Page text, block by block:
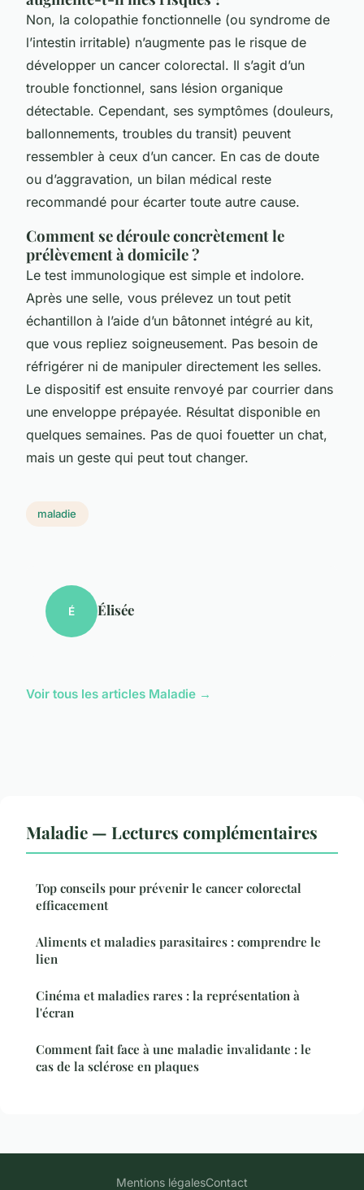
Non, la colopathie fonctionnelle (ou syndrome de
l’intestin irritable) n’augmente pas le risque de
développer un cancer colorectal. Il s’agit d’un
trouble fonctionnel, sans lésion organique
détectable. Cependant, ses symptômes (douleurs,
ballonnements, troubles du transit) peuvent
ressembler à ceux d’un cancer. En cas de doute
ou d’aggravation, un bilan médical reste
recommandé pour écarter toute autre cause.
Comment se déroule concrètement le
prélèvement à domicile ?
Le test immunologique est simple et indolore.
Après une selle, vous prélevez un tout petit
échantillon à l’aide d’un bâtonnet intégré au kit,
que vous repliez soigneusement. Pas besoin de
réfrigérer ni de manipuler directement les selles.
Le dispositif est ensuite renvoyé par courrier dans
une enveloppe prépayée. Résultat disponible en
quelques semaines. Pas de quoi fouetter un chat,
mais un geste qui peut tout changer.
maladie
É Élisée
Voir tous les articles Maladie →
Maladie — Lectures complémentaires
Top conseils pour prévenir le cancer colorectal
efficacement
Aliments et maladies parasitaires : comprendre le
lien
Cinéma et maladies rares : la représentation à
l'écran
Comment fait face à une maladie invalidante : le
cas de la sclérose en plaques
Mentions légalesContact